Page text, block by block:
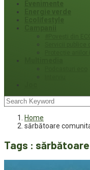
Home
sărbătoare
Tags :